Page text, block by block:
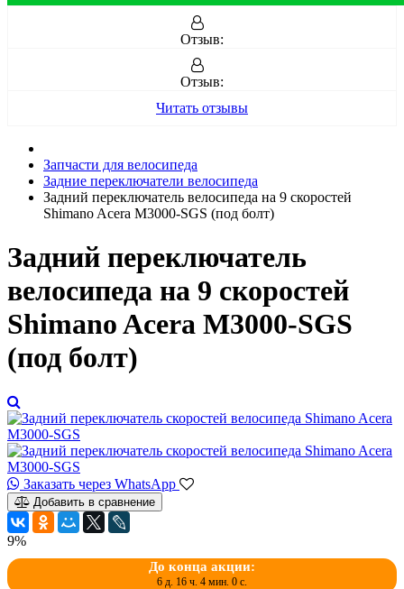
Отзыв:
Отзыв:
Читать отзывы
Запчасти для велосипеда
Задние переключатели велосипеда
Задний переключатель велосипеда на 9 скоростей
Shimano Acera M3000-SGS (под болт)
Задний переключатель
велосипеда на 9 скоростей
Shimano Acera M3000-SGS
(под болт)
Заказать через WhatsApp
Добавить в сравнение
9%
До конца акции:
6 д. 16 ч. 3 мин. 58 с.